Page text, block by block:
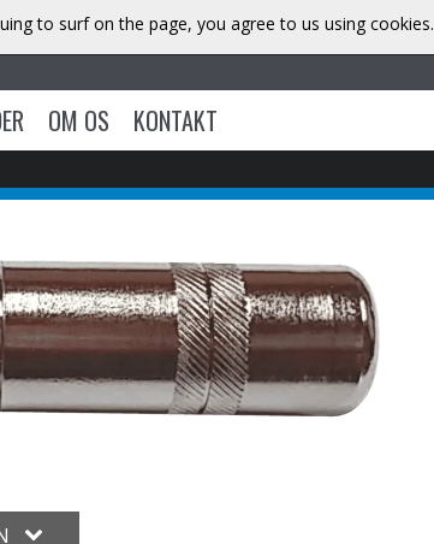
OM OS KONTAKT
to surf on the page, you agree to us using cookies.